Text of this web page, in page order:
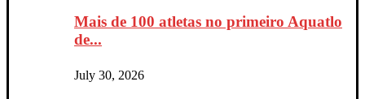
Mais de 100 atletas no primeiro Aquatlo
de...
July 30, 2026